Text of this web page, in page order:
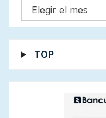
Cronología
TOP